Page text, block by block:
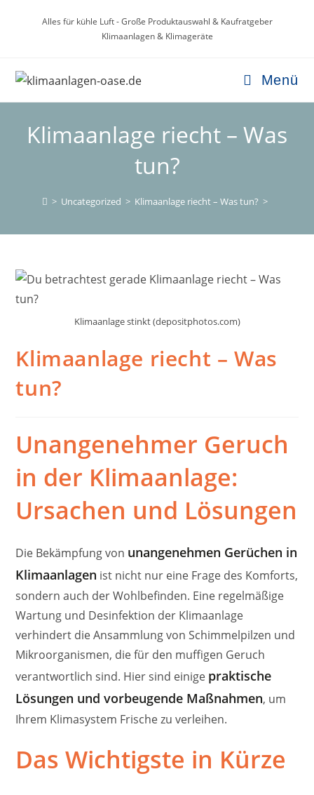
Alles für kühle Luft - Große Produktauswahl & Kaufratgeber
Klimaanlagen & Klimageräte
Menü
Klimaanlage riecht – Was
tun?
> Uncategorized > Klimaanlage riecht – Was tun? >
Klimaanlage stinkt (depositphotos.com)
Klimaanlage riecht – Was
tun?
Unangenehmer Geruch
in der Klimaanlage:
Ursachen und Lösungen
Die Bekämpfung von unangenehmen Gerüchen in
Klimaanlagen ist nicht nur eine Frage des Komforts,
sondern auch der Wohlbefinden. Eine regelmäßige
Wartung und Desinfektion der Klimaanlage
verhindert die Ansammlung von Schimmelpilzen und
Mikroorganismen, die für den muffigen Geruch
verantwortlich sind. Hier sind einige praktische
Lösungen und vorbeugende Maßnahmen, um
Ihrem Klimasystem Frische zu verleihen.
Das Wichtigste in Kürze